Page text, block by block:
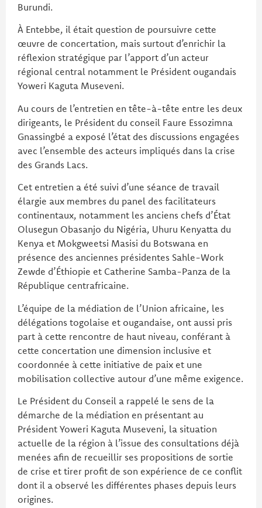
Burundi.
À Entebbe, il était question de poursuivre cette
œuvre de concertation, mais surtout d’enrichir la
réflexion stratégique par l’apport d’un acteur
régional central notamment le Président ougandais
Yoweri Kaguta Museveni.
Au cours de l’entretien en tête-à-tête entre les deux
dirigeants, le Président du conseil Faure Essozimna
Gnassingbé a exposé l’état des discussions engagées
avec l’ensemble des acteurs impliqués dans la crise
des Grands Lacs.
Cet entretien a été suivi d’une séance de travail
élargie aux membres du panel des facilitateurs
continentaux, notamment les anciens chefs d’État
Olusegun Obasanjo du Nigéria, Uhuru Kenyatta du
Kenya et Mokgweetsi Masisi du Botswana en
présence des anciennes présidentes Sahle-Work
Zewde d’Éthiopie et Catherine Samba-Panza de la
République centrafricaine.
L’équipe de la médiation de l’Union africaine, les
délégations togolaise et ougandaise, ont aussi pris
part à cette rencontre de haut niveau, conférant à
cette concertation une dimension inclusive et
coordonnée à cette initiative de paix et une
mobilisation collective autour d’une même exigence.
Le Président du Conseil a rappelé le sens de la
démarche de la médiation en présentant au
Président Yoweri Kaguta Museveni, la situation
actuelle de la région à l’issue des consultations déjà
menées afin de recueillir ses propositions de sortie
de crise et tirer profit de son expérience de ce conflit
dont il a observé les différentes phases depuis leurs
origines.